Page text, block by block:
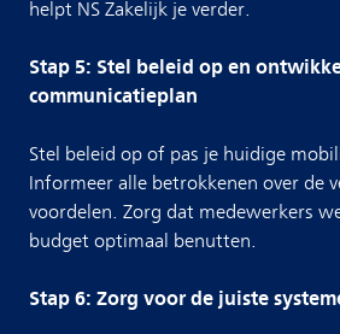
helpt NS Zakelijk je verder.
Stap 5: Stel beleid op en
communicatieplan
Stel beleid op of pas je huidige
Informeer alle betrokkenen over de
voordelen. Zorg dat medewerkers
budget optimaal benutten.
Stap 6: Zorg voor de juiste